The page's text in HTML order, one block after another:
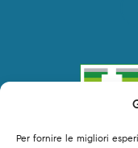
Per fornire le migliori